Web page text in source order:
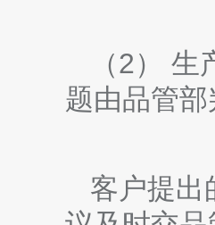
（2）
题由品管
客户提出